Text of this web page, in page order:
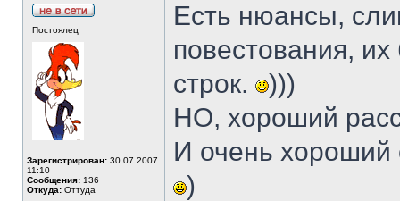
Постоялец
Зарегистрирован: 30.07.2007
11:10
Сообщения: 136
Откуда: Оттуда
Есть нюансы,
повестования,
строк.
)))
НО, хороший
И очень хороший
)